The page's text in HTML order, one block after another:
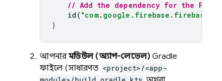
// Add the dependency for the
id ( "com.google.firebase.firebase-
}
আপনারমডিউল (অ্যাপ-লেভেল) Gradle
ফাইলে (সাধারণত <project>/<app-